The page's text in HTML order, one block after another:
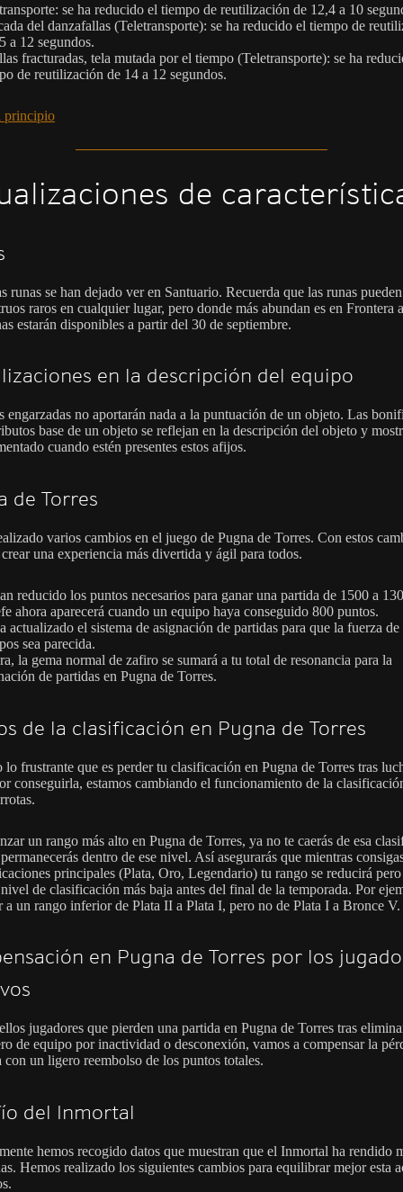
se ha reducido el tiempo de reutilización de 12,4 a 10
del danzafallas (Teletransporte): se ha reducido el tiempo de
a 12 segundos.
fracturadas, tela mutada por el tiempo (Teletransporte): se ha
de reutilización de 14 a 12 segundos.
principio
de
runas se han dejado ver en Santuario. Recuerda que las runas
raros en cualquier lugar, pero donde más abundan es en Frontera
estarán disponibles a partir del 30 de septiembre.
en la descripción del equipo
engarzadas no aportarán nada a la puntuación de un objeto. Las
base de un objeto se reflejan en la descripción del objeto y
cuando estén presentes estos afijos.
de Torres
varios cambios en el juego de Pugna de Torres. Con estos
una experiencia más divertida y ágil para todos.
reducido los puntos necesarios para ganar una partida de 1500 a
ahora aparecerá cuando un equipo haya conseguido 800 puntos.
actualizado el sistema de asignación de partidas para que la fuerza de
sea parecida.
la gema normal de zafiro se sumará a tu total de resonancia para la
de partidas en Pugna de Torres.
de la clasificación en Pugna de Torres
lo frustrante que es perder tu clasificación en Pugna de Torres tras
conseguirla, estamos cambiando el funcionamiento de la
un rango más alto en Pugna de Torres, ya no te caerás de esa
dentro de ese nivel. Así asegurarás que mientras
principales (Plata, Oro, Legendario) tu rango se reducirá
de clasificación más baja antes del final de la temporada. Por
a un rango inferior de Plata II a Plata I, pero no de Plata I a Bronce V.
en Pugna de Torres por los
jugadores que pierden una partida en Pugna de Torres tras
de equipo por inactividad o desconexión, vamos a compensar la
con un ligero reembolso de los puntos totales.
del Inmortal
hemos recogido datos que muestran que el Inmortal ha rendido
Hemos realizado los siguientes cambios para equilibrar mejor esta